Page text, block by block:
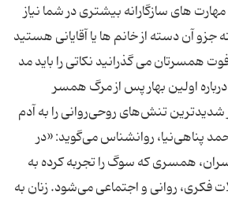
های سازگارانه بیشتری در شما نیاز
جزو آن دسته از خانم ها یا آقایانی هستید
همسرتان می گذرانید نکاتی را باید مد
دهید . 4 نکته درباره اولین بهار پس از مرگ همسر
تنش‌های روحی‌روانی را به آدم
پناهی‌نیا، روانشناس می‌گوید: «در
همسری كه سوگ را تجربه كرده به
فكری، روانی و اجتماعی می‌شود. زنان به